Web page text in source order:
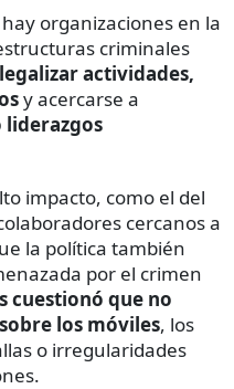
organizaciones en la
criminales
actividades,
y acercarse a
liderazgos
impacto, como el del
cercanos a
la política también
por el crimen
cuestionó que no
los móviles, los
o irregularidades